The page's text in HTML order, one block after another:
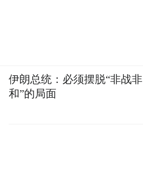
伊朗总统：必须摆脱“非战非
和”的局面